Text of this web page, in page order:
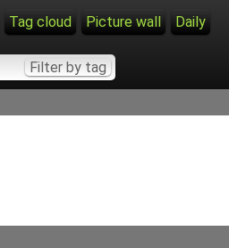
Tag cloud Picture wall Daily